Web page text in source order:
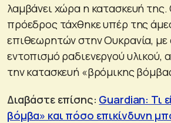
λαμβάνει χώρα η κατασκευή
πρόεδρος τάχθηκε υπέρ της
επιθεωρητών στην Ουκρανία, με
εντοπισμό ραδιενεργού υλικού,
την κατασκευή «βρόμικης
Διαβάστε επίσης: Guardian: Τι
βόμβα» και πόσο επικίνδυνη